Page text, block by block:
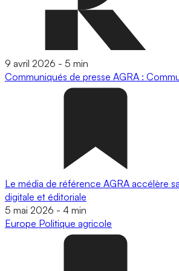
9 avril 2026 - 5 min
Communiqués de presse AGRA :
Le média de référence AGRA accélère
digitale et éditoriale
5 mai 2026 - 4 min
Europe Politique agricole